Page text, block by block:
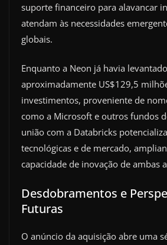
suporte financeiro para alavancar
atendam às necessidades
globais.
Enquanto a Neon já havia levantado
aproximadamente US$129,5
investimentos, proveniente de
como a Microsoft e outros fundos
união com a Databricks
tecnológicas e de mercado,
capacidade de inovação de ambas
Desdobramentos e
Futuras
O anúncio da aquisição abre uma